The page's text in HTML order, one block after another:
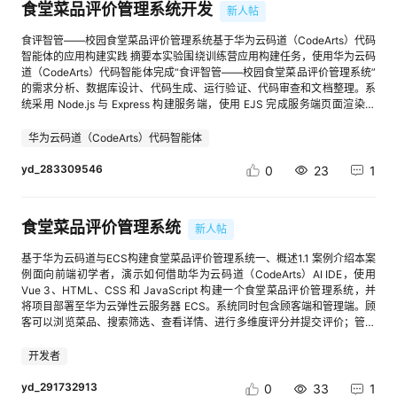
Agent 使用过程、评分标准、部署清单和案例文档整理流程放在同一个工作
OBS 部署、案例中心提交到论坛发布材料整理的完整闭环。后续如果继续扩
展，可以加入截图上传、多人协作、华为云登录和一键生成提交材料等能
力，让它从个人训练营工具升级为更通用的项目交付助手。以上就是我的训
练营项目实践分享，欢迎大家交流指正。
▼ AudioBufferSourceNode ──▶ AnalyserNode ──▶ 浏览器扬声器 │ 每
/ 球形 节拍与粒子系统 └─────────┬─────────┘ ▼ Canvas 2D
数据链路全部位于用户浏览器内部。除非后续自行增加上传接口，否则音频
内容不会进入云端。3.3 了解项目结构当前项目的主要目录如下：music-
visualizer/ ├── public/ │ ├── favicon.svg │ └── icons.svg ├── src/
│ ├── assets/ │ │ ├── hero.png │ │ └── vite.svg │ ├──
Upload.vue │ │ └── Visualizer.vue │ ├── engine/ │ │ ├──
│ └── themeManager.js │ ├── App.vue │ └── main.js ├──
前模式和主题，处理文件选择与截图src/components/Visualizer.vue挂载
Canvas，创建和释放渲染引擎，转发模式、主题及拖拽事件
src/engine/audioEngine.js解码音频，创建播放源，管理播放、暂停、跳转
和频谱数据src/engine/themeManager.js定义四套主题，提取频段特征，检
测节拍并估算 BPM 与情绪标签src/engine/particleSystem.js使用固定对象
池生成、更新和绘制粒子src/engine/renderEngine.js驱动动画循环，绘制
柱状、环形、球形、粒子和背景光效当前运行入口把上传、播放控制和工具
栏直接组合在 App.vue 中，只实际挂载 Visualizer.vue。Player.vue、
入。理解这一点可以避免修改了未挂载组件却看不到页面变化。3.4 实现音
AudioContext 和 AnalyserNode：init() { if (this.ctx) return const AC =
戏"，WASD移动角色探索地图4. 走到保险箱自动打开搜索界面，拖拽物品
撤离点完成游戏，背包物品存入仓库3.2 系统架构设计本应用采用模块化前
端架构，各模块职责清晰、松耦合协作。系统架构如下：├──
index.html // 主页面，含所有模态框HTML结构├── css/│ └──
style.css // 全局样式（网格/拖拽/搜索动画/稀有度配色）├── js/│
├── data.js // 数据加载模块（fetch JSON词库与收藏品）│ ├──
（词书选择/每日数量）│ ├── learn.js // 背单词模块（Fisher-Yates
保险箱/答题）│ ├── backpack.js // 背包系统（6×6网格/uid实例管理/
gre.json // GRE词库（100词）│ └── collections.json // 收藏品数据
2个保险箱图片数据流设计：词库数据通过fetch异步加载，收藏品数据包含
slots二维数组描述物品在背包网格中的占用形状。游戏状态（地图、背包、
保险箱）在单次游戏会话中维护，撤离成功后背包物品通过localStorage持
久化到仓库。3.3 核心功能实现本应用"单词闯关"成功将英语词汇学习与2D
地图探索游戏相结合，通过"搜打撤"玩法（搜索保险箱→答题开锁→拾取收
案包括：（1）模块化前端架构：9个JS模块各司其职，数据层
于维护和扩展。（2）uid唯一实例ID机制：解决了背包系统中同ID物品共存
格 — 6 大功能模块 + 5 个领域对象 + 业务规则 + DFX 需求阶段二
（design.md）：实现方案 — 三层架构 + 32 个 API 接口 + 5 个核心数据模
型 + 关键流程图阶段三（tasks.md）：任务规划 — 12 个主任务、67 个子
任务、依赖关系所有 SDD 文档保存在 .codeartsdoer/specs/hugbug/ 目录
下。在后续增量需求（Bug AI 分析、AI 双通道、桌宠 UI 优化）中同样严格
补充生成对应的 spec/design/tasks 三份文档。三、核心亮点：Bug AI 辅助
分析传统 Bug 记录系统需要用户手动填写标题、报错信息、解决方案等所有
结构化分析：- 精准标题- 报错原文保留- 3-5 条排查建议- 2-4 个技术标签
系统调用 AI 生成结构化记录，用户确认后即可入库，形成个人 Bug 知识
库。前端 UI 通过 🤖 图标标识 AI 生成记录，紫色 badge "✨ AI 已为你分析"
提示 AI 参与。四、核心技术难点：AI 双通道 + 三级降级项目初始 AI 调用完
端）— 从环境变量 DEEPSEEK_API_KEY 读取密钥，兼容 OpenAI Chat
测可执行文件是否存在第三优先级：本地预设 JSON — 前两个通道都失败
时降级，保证系统不崩溃统一入口 ask_ai() 屏蔽三个通道的差异。同时解决
SSL 握手失败（trust_env=False + 3 次重试）和 Windows GBK 编码兼容
（encoding='utf-8', errors='replace'）两个技术难点。五、华为云部署方
案- 计算：ECS 2 vCPU / 4 GB RAM，Ubuntu 22.04- 网络：弹性公网 IP
uvicorn，Restart=always 保证 7×24 后台常驻- 反向代理：Nginx 将公网
踩坑记录- pip 官方源超时 → 换华为云 pip 镜像，安装时间从超时缩短到 1
食堂菜品评价管理系统开发 新人帖
食评智管——校园食堂菜品评价管理系统基于华为云码道（CodeArts）代码
智能体的应用构建实践 摘要本实验围绕训练营应用构建任务，使用华为云码
道（CodeArts）代码智能体完成“食评智管——校园食堂菜品评价管理系统”
的需求分析、数据库设计、代码生成、运行验证、代码审查和文档整理。系
统采用 Node.js 与 Express 构建服务端，使用 EJS 完成服务端页面渲染，
提供基础响应式界面。普通用户无需注册即可浏览与搜索菜品、查看菜品详
成菜品新增、修改、删除和评价记录查看。项目启动时自动创建数据库、数
理员登录、菜品增删改查、数据库初始化以及异常页面等场景。初始化数据
包含 8 条菜品、8 条评价和 1 个管理员；人工测试与视频演示后，当前数据
问题，项目达到最小可交付、可运行、可验证和可演示状态。关键词：华为
云码道；Node.js；Express；EJS；SQLite；校园食堂；菜品评价目录1 实
验任务与目标2 需求分析3 开发环境与技术选型4 系统总体设计5 数据库设
计6 系统功能实现7 使用华为云码道完成应用构建8 实践验证与测试9 核心技
术难点与解决思路10 项目不足与改进方向11 实验总结1 实验任务与目标1.1
云码道（CodeArts）代码智能体参与需求分析、代码开发、调试与测试，同
构、码道辅助开发过程、解决方案、核心技术难点和运行效果，因此本项目
华为云码道（CodeArts）代码智能体
yd_283309546 0 23 1
食堂菜品评价管理系统 新人帖
基于华为云码道与ECS构建食堂菜品评价管理系统一、概述1.1 案例介绍本案
例面向前端初学者，演示如何借助华为云码道（CodeArts）AI IDE，使用
Vue 3、HTML、CSS 和 JavaScript 构建一个食堂菜品评价管理系统，并
将项目部署至华为云弹性云服务器 ECS。系统同时包含顾客端和管理端。顾
客可以浏览菜品、搜索筛选、查看详情、进行多维度评分并提交评价；管理
文件。为降低学习门槛，本案例采用单文件结构，页面、样式、交互逻辑和
整个案例不开发独立后端，也不连接 MySQL、Redis 等数据库，适合用于
开发者
yd_291732913 0 33 1